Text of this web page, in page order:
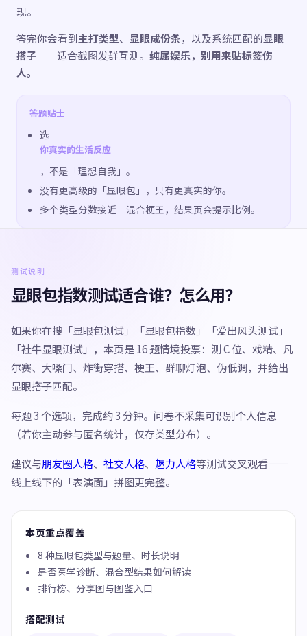
现。
答完你会看到主打类型、 显眼成份条，以及系统匹配的显眼
搭子——适合截图发群互测。 纯属娱乐，别用来贴标签伤
人。
答题贴士
选
你真实的生活反应
，不是「理想自我」。
没有更高级的「显眼包」，只有更真实的你。
多个类型分数接近＝混合梗王，结果页会提示比例。
测试说明
显眼包指数测试适合谁？怎么用？
如果你在搜「显眼包测试」「显眼包指数」「爱出风头测试」
「社牛显眼测试」，本页是 16 题情境投票：测 C 位、戏精、凡
尔赛、大嗓门、炸街穿搭、梗王、群聊灯泡、伪低调，并给出
显眼搭子匹配。
每题 3 个选项，完成约 3 分钟。问卷不采集可识别个人信息
（若你主动参与匿名统计，仅存类型分布）。
建议与朋友圈人格、 社交人格、 魅力人格等测试交叉观看——
线上线下的「表演面」拼图更完整。
本页重点覆盖
8 种显眼包类型与题量、时长说明
是否医学诊断、混合型结果如何解读
排行榜、分享图与图鉴入口
搭配测试